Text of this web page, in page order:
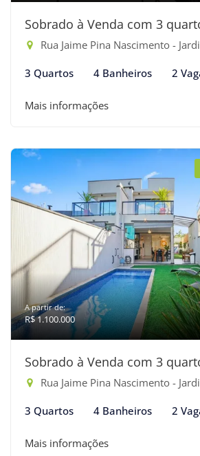
Sobrado à Venda com 3
Rua Jaime Pina Nascimento - Jardim das
3 Quartos 4 Banheiros 2
Mais informações
A partir de:
R$ 1.100.000
Sobrado à Venda com 3
Rua Jaime Pina Nascimento - Jardim das
3 Quartos 4 Banheiros 2
Mais informações